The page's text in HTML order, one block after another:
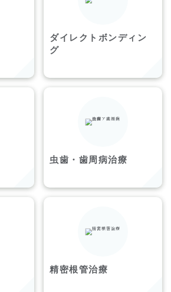
ダイレクトボンディン
グ
虫歯・歯周病治療
精密根管治療